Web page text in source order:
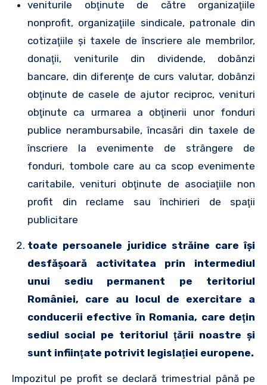
veniturile obţinute de către organizaţiile
nonprofit, organizaţiile sindicale, patronale din
cotizaţiile şi taxele de înscriere ale membrilor,
donaţii, veniturile din dividende, dobânzi
bancare, din diferenţe de curs valutar, dobânzi
obţinute de casele de ajutor reciproc, venituri
obţinute ca urmarea a obţinerii unor fonduri
publice nerambursabile, încasări din taxele de
înscriere la evenimente de strângere de
fonduri, tombole care au ca scop evenimente
caritabile, venituri obţinute de asociaţiile non
profit din reclame sau închirieri de spaţii
publicitare
toate persoanele juridice străine care îşi
desfăşoară activitatea prin intermediul
unui sediu permanent pe teritoriul
României, care au locul de exercitare a
conducerii efective în Romania, care deţin
sediul social pe teritoriul ţării noastre şi
sunt infiinţate potrivit legislaţiei europene.
Impozitul pe profit se declară trimestrial până pe